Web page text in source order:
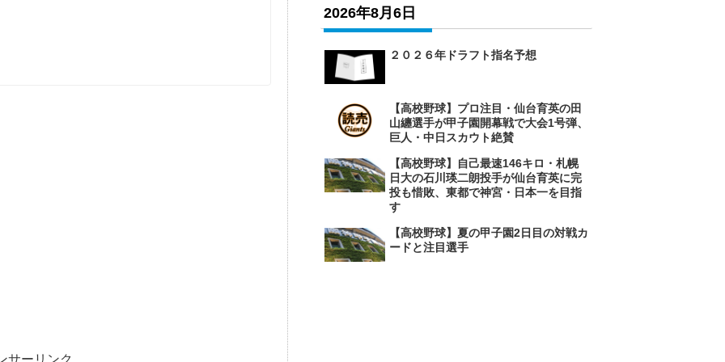
サーリンク
2026年8月6日
２０２６年ドラフト指名予想
【高校野球】プロ注目・仙台育英の田
山纏選手が甲子園開幕戦で大会1号弾、
巨人・中日スカウト絶賛
【高校野球】自己最速146キロ・札幌
日大の石川瑛二朗投手が仙台育英に完
投も惜敗、東都で神宮・日本一を目指
す
【高校野球】夏の甲子園2日目の対戦カ
ードと注目選手